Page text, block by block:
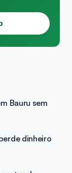
Bauru sem
dinheiro